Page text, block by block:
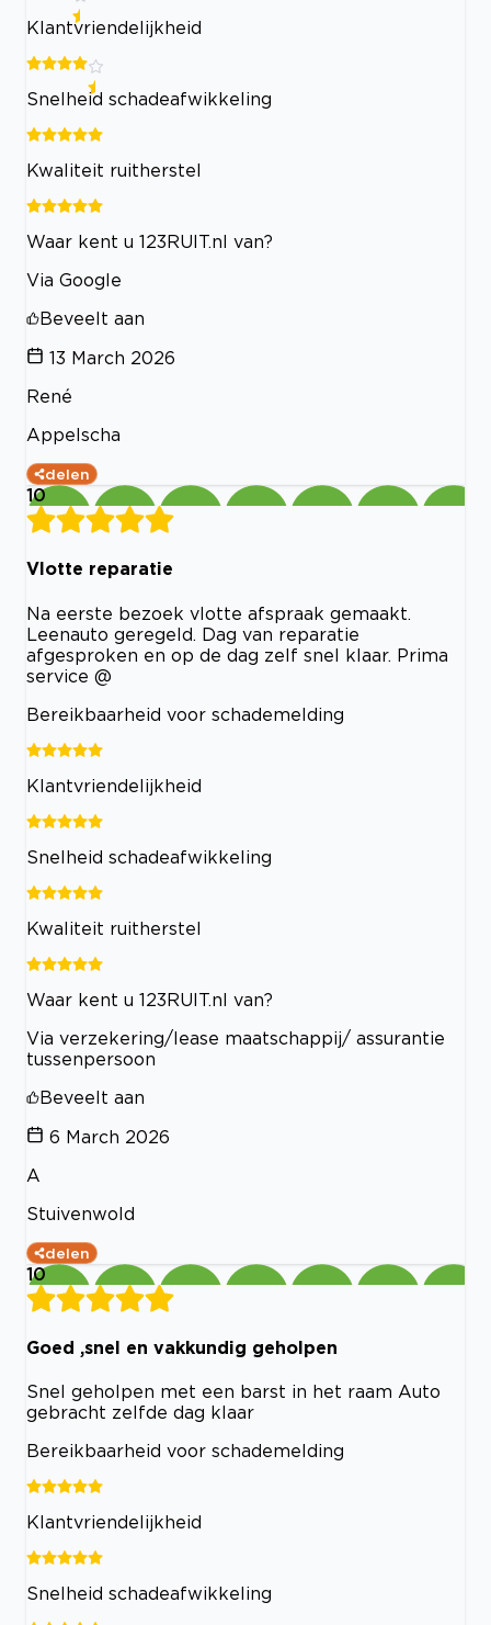
Klantvriendelijkheid
Snelheid schadeafwikkeling
Kwaliteit ruitherstel
Waar kent u 123RUIT.nl van?
Via Google
Beveelt aan
13 March 2026
René
Appelscha
delen
10
Vlotte reparatie
Na eerste bezoek vlotte afspraak gemaakt.
Leenauto geregeld. Dag van reparatie
afgesproken en op de dag zelf snel klaar. Prima
service @
Bereikbaarheid voor schademelding
Klantvriendelijkheid
Snelheid schadeafwikkeling
Kwaliteit ruitherstel
Waar kent u 123RUIT.nl van?
Via verzekering/lease maatschappij/ assurantie
tussenpersoon
Beveelt aan
6 March 2026
A
Stuivenwold
delen
10
Goed ,snel en vakkundig geholpen
Snel geholpen met een barst in het raam Auto
gebracht zelfde dag klaar
Bereikbaarheid voor schademelding
Klantvriendelijkheid
Snelheid schadeafwikkeling